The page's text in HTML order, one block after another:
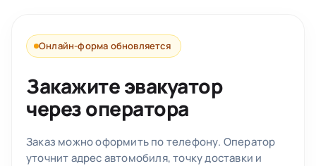
Онлайн-форма обновляется
Закажите эвакуатор
через оператора
Заказ можно оформить по телефону. Оператор
уточнит адрес автомобиля, точку доставки и